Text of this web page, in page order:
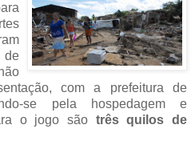
com a prefeitura de
se pela hospedagem e
o jogo são três quilos de